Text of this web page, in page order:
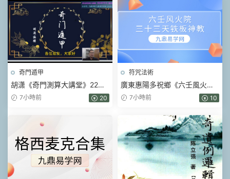
奇門遁甲
胡潇《奇門測算大講堂》22集
視頻7小時前 20
符咒法術
廣東惠陽多祝鄉《六壬風火院
三十三天鐵闆神教》4本pdf
7小時前 10